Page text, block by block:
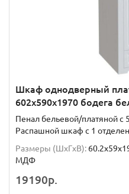
Шкаф однодверный
602x590x1970 бодега
Пенал бельевой/платяной
Распашной шкаф с 1
Размеры (ШxГxВ):
МДФ
19190р.